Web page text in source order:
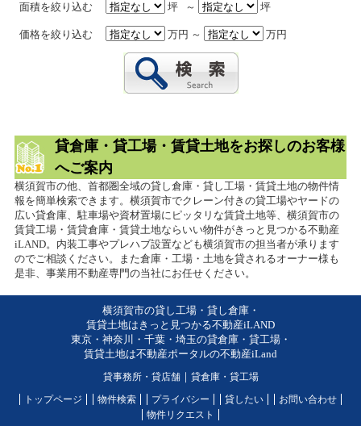
面積を絞り込む 坪 ～ 坪
価格を絞り込む 万円 ～ 万円
貸倉庫・貸工場・賃貸土地をお探しのお客様
へご案内
横須賀市の他、首都圏全域の貸し倉庫・貸し工場・賃貸土地の物件情
報を簡単検索できます。横須賀市でクレーン付きの貸工場やヤードの
広い貸倉庫、駐車場や資材置場にピッタリな賃貸土地等、横須賀市の
賃貸工場・賃貸倉庫・賃貸土地ならいい物件がきっと見つかる不動産
iLAND。内装工事やプレハブ設置なども横須賀市の担当者が承ります
のでご相談ください。また倉庫・工場・土地を貸されるオーナー様も
是非、事業用不動産専門の当社にお任せください。
横須賀市の貸し工場・貸し倉庫・
賃貸土地はきっと見つかる不動産iLAND
東京・神奈川・千葉・埼玉の貸倉庫・貸工場・
賃貸土地は不動産ポータルの不動産iLand
貸事務所・貸店舗｜ 貸倉庫・貸工場
トップページ
物件検索 プライバシー 貸したい
お問い合わせ
物件リクエスト